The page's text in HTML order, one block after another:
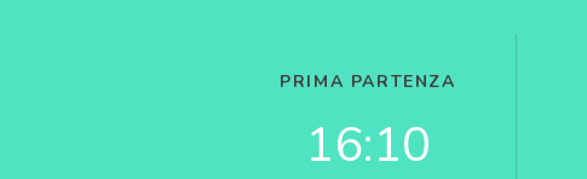
PRIMA PARTENZA
16:10